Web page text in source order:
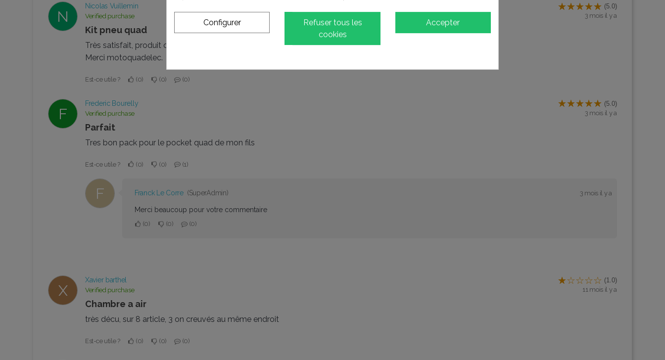
N
Nicolas Vuillemin
Verified purchase
(5.0)
3 mois il y a
Kit pneu quad
Très satisfait, produit conforme ,livraison rapide
Merci motoquadelec.
Est-ce utile ? 0 0 0
F
Frederic Bourelly
Verified purchase
(5.0)
3 mois il y a
Parfait
Tres bon pack pour le pocket quad de mon fils
Est-ce utile ? 0 0 1
F Franck Le Corre (SuperAdmin) 3 mois il y a
Merci beaucoup pour votre commentaire
0 0 0
X
Xavier barthel
Verified purchase
(1.0)
11 mois il y a
chambre a air
très décu, sur 8 article, 3 on creuvés au même endroit
Est-ce utile ? 0 0 0
Accepter
Refuser tous les
cookies
Configurer